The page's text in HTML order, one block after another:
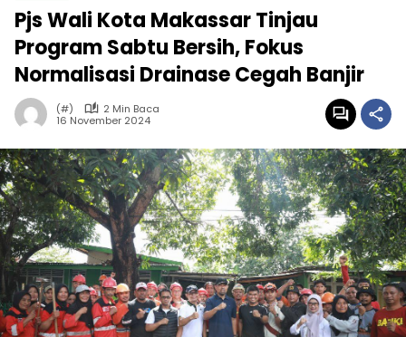
Pjs Wali Kota Makassar Tinjau
Program Sabtu Bersih, Fokus
Normalisasi Drainase Cegah Banjir
(#)
2 Min Baca
16 November 2024